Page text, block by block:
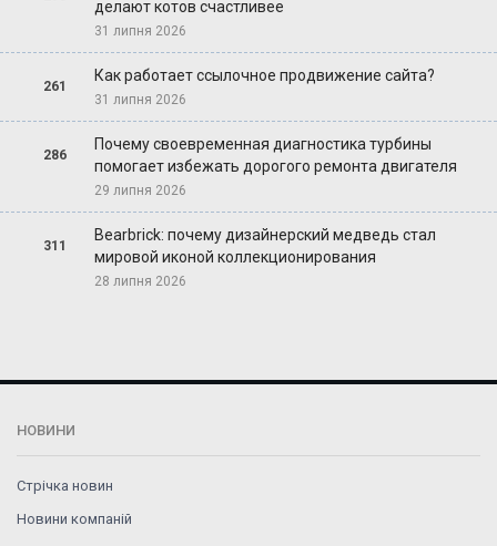
делают котов счастливее
31 липня 2026
261
Как работает ссылочное продвижение сайта?
31 липня 2026
286
Почему своевременная диагностика турбины
помогает избежать дорогого ремонта двигателя
29 липня 2026
311
Bearbrick: почему дизайнерский медведь стал
мировой иконой коллекционирования
28 липня 2026
НОВИНИ
Стрічка новин
Новини компаній